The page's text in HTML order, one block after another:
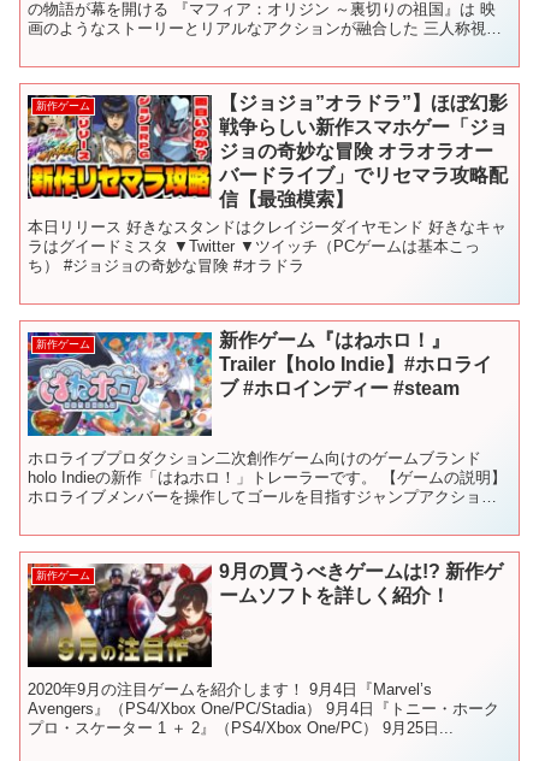
の物語が幕を開ける 『マフィア：オリジン ～裏切りの祖国』は 映
画のようなストーリーとリアルなアクションが融合した 三人称視点
新作ゲーム
【ジョジョ”オラドラ”】ほぼ幻影
戦争らしい新作スマホゲー「ジョ
ジョの奇妙な冒険 オラオラオー
バードライブ」でリセマラ攻略配
信【最強模索】
本日リリース 好きなスタンドはクレイジーダイヤモンド 好きなキャ
ラはグイードミスタ ▼Twitter ▼ツイッチ（PCゲームは基本こっ
ち） #ジョジョの奇妙な冒険 #オラドラ
新作ゲーム
新作ゲーム『はねホロ！』
Trailer【holo Indie】#ホロライ
ブ #ホロインディー #steam
ホロライブプロダクション⼆次創作ゲーム向けのゲームブランド
holo Indieの新作「はねホロ！」トレーラーです。 【ゲームの説明】
ホロライブメンバーを操作してゴールを目指すジャンプアクショ
新作ゲーム
9月の買うべきゲームは!? 新作ゲ
ームソフトを詳しく紹介！
2020年9月の注目ゲームを紹介します！ 9月4日『Marvel’s
Avengers』（PS4/Xbox One/PC/Stadia） 9月4日『トニー・ホーク
プロ・スケーター 1 ＋ 2』（PS4/Xbox One/PC） 9月25日...